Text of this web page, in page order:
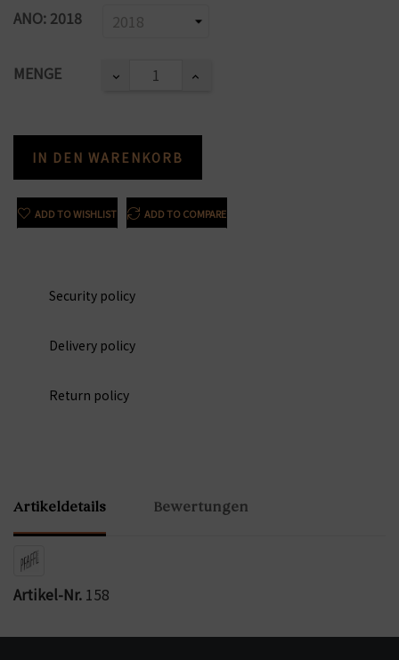
ANO: 2018
MENGE
IN DEN WARENKORB
ADD TO WISHLIST ADD TO COMPARE
Security policy
Delivery policy
Return policy
Artikeldetails Bewertungen
Artikel-Nr. 158